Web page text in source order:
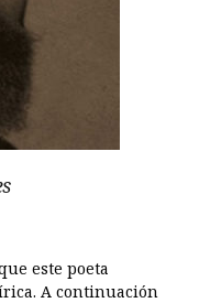
este poeta
A continuación